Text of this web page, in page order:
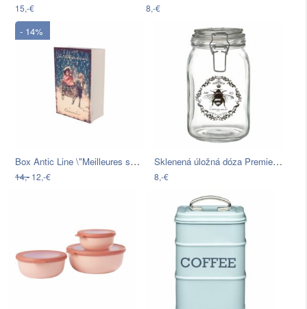
15,-€ 8,-€
- 14%
Box Antic Line \"Meilleures saveurs\"
14,- 12,-€
Sklenená úložná dóza Premier Housewares…
8,-€